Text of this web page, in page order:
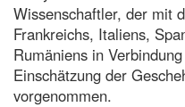
Wissenschaftler, der mit
Frankreichs, Italiens,
Rumäniens in
Einschätzung der
vorgenommen.